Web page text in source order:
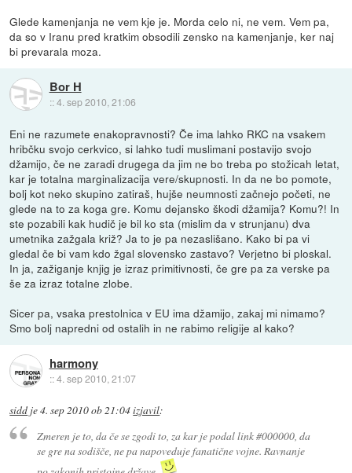
Glede kamenjanja ne vem kje je. Morda celo ni, ne vem. Vem pa,
da so v Iranu pred kratkim obsodili zensko na kamenjanje, ker naj
bi prevarala moza.
Bor H
::4. sep 2010, 21:06
Eni ne razumete enakopravnosti? Če ima lahko RKC na vsakem
hribčku svojo cerkvico, si lahko tudi muslimani postavijo svojo
džamijo, če ne zaradi drugega da jim ne bo treba po stožicah letat,
kar je totalna marginalizacija vere/skupnosti. In da ne bo pomote,
bolj kot neko skupino zatiraš, hujše neumnosti začnejo početi, ne
glede na to za koga gre. Komu dejansko škodi džamija? Komu?! In
ste pozabili kak hudič je bil ko sta (mislim da v strunjanu) dva
umetnika zažgala križ? Ja to je pa nezaslišano. Kako bi pa vi
gledal če bi vam kdo žgal slovensko zastavo? Verjetno bi ploskal.
In ja, zažiganje knjig je izraz primitivnosti, če gre pa za verske pa
še za izraz totalne zlobe.
Sicer pa, vsaka prestolnica v EU ima džamijo, zakaj mi nimamo?
Smo bolj napredni od ostalih in ne rabimo religije al kako?
harmony
::4. sep 2010, 21:07
sidd je4. sep 2010 ob 21:04izjavil:
Zmeren je to, da če se zgodi to, za kar je podal link #000000, da
se gre na sodišče, ne pa napoveduje fanatične vojne. Ravnanje